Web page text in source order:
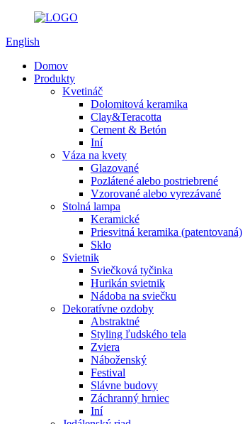
English
Domov
Produkty
Kvetináč
Dolomitová keramika
Clay&Teracotta
Cement & Betón
Iní
Váza na kvety
Glazované
Pozlátené alebo postriebrené
Vzorované alebo vyrezávané
Stolná lampa
Keramické
Priesvitná keramika (patentovaná)
Sklo
Svietnik
Sviečková tyčinka
Hurikán svietnik
Nádoba na sviečku
Dekoratívne ozdoby
Abstraktné
Styling ľudského tela
Zviera
Náboženský
Festival
Slávne budovy
Záchranný hrniec
Iní